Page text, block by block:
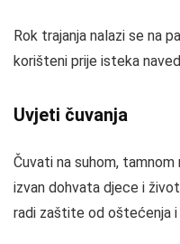
Rok trajanja nalazi se na
korišteni prije isteka
Uvjeti čuvanja
Čuvati na suhom,
izvan dohvata djece i
radi zaštite od oštećenja i